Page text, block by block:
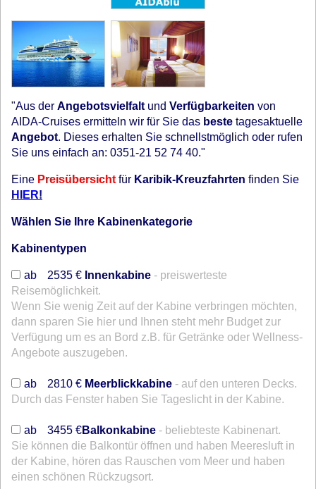
"Aus der Angebotsvielfalt und Verfügbarkeiten von
AIDA-Cruises ermitteln wir für Sie das beste tagesaktuelle
Angebot. Dieses erhalten Sie schnellstmöglich oder rufen
Sie uns einfach an: 0351-21 52 74 40."
Eine Preisübersicht für Karibik-Kreuzfahrten finden Sie
HIER!
Wählen Sie Ihre Kabinenkategorie
Kabinentypen
ab 2535 € Innenkabine - preiswerteste
Reisemöglichkeit.
Wenn Sie wenig Zeit auf der Kabine verbringen möchten,
dann sparen Sie hier und Ihnen steht mehr Budget zur
Verfügung um es an Bord z.B. für Getränke oder Wellness-
Angebote auszugeben.
ab
2810 € Meerblickkabine - auf den unteren Decks.
Durch das Fenster haben Sie Tageslicht in der Kabine.
ab
3455 €Balkonkabine - beliebteste Kabinenart.
Sie können die Balkontür öffnen und haben Meeresluft in
der Kabine, hören das Rauschen vom Meer und haben
einen schönen Rückzugsort.